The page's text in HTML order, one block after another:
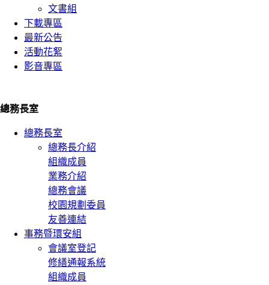
文書組
下載專區
最新公告
活動花絮
影音專區
總務長室
總務長室
總務長介紹
組織成員
業務介紹
總務會議
校園規劃委員
友善連結
事務暨環安組
會議室登記
修繕通報系統
組織成員